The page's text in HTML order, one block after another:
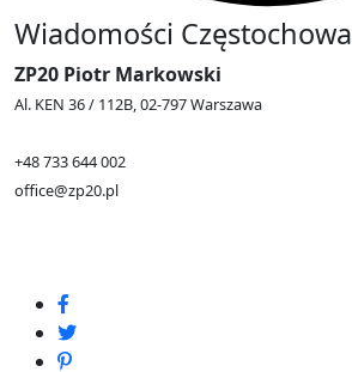
Wiadomości Częstochowa
ZP20 Piotr Markowski
Al. KEN 36 / 112B, 02-797 Warszawa
+48 733 644 002
office@zp20.pl